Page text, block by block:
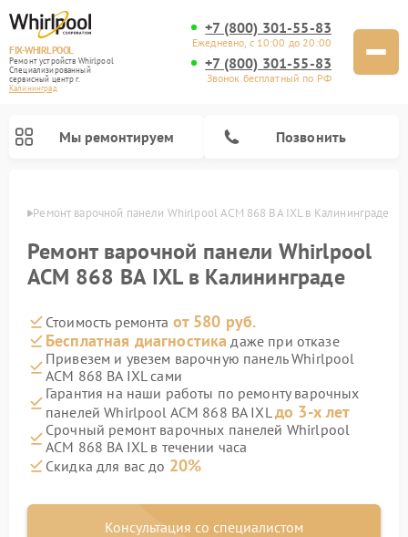
FIX-WHIRLPOOL
Ремонт устройств Whirlpool
Специализированный
cервисный центр г.
Калининград
+7 (800) 301-55-83
Ежедневно, с 10:00 до 20:00
+7 (800) 301-55-83
Звонок бесплатный по РФ
Мы ремонтируем Позвонить
Ремонт варочной панели Whirlpool ACM 868 BA IXL в Калининграде
Ремонт варочной панели Whirlpool
ACM 868 BA IXL в Калининграде
Стоимость ремонта от 580 руб.
Бесплатная диагностика даже при отказе
Привезем и увезем варочную панель Whirlpool
ACM 868 BA IXL сами
Гарантия на наши работы по ремонту варочных
панелей Whirlpool ACM 868 BA IXLдо 3-х лет
Срочный ремонт варочных панелей Whirlpool
ACM 868 BA IXL в течении часа
Скидка для вас до 20%
Консультация со специалистом